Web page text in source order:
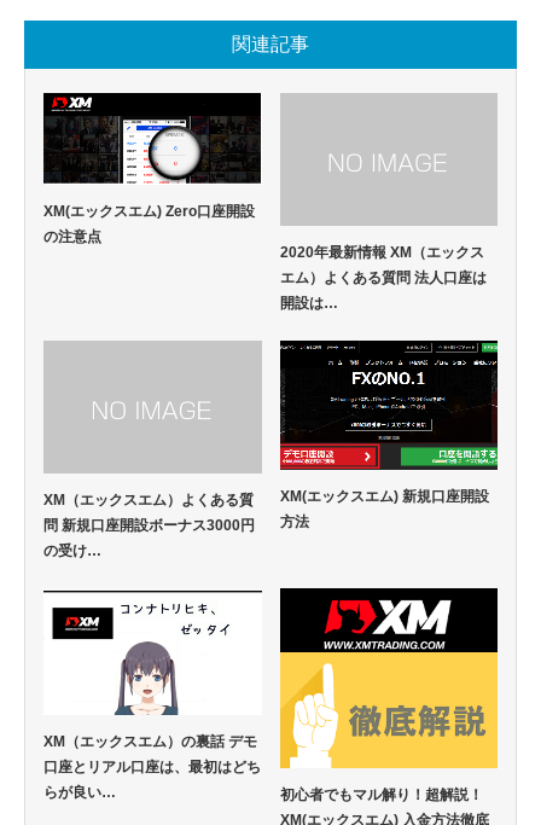
関連記事
XM(エックスエム) Zero口座開設
の注意点
2020年最新情報 XM（エックス
エム）よくある質問 法人口座は
開設は…
XM（エックスエム）よくある質
問 新規口座開設ボーナス3000円
の受け…
XM(エックスエム) 新規口座開設
方法
XM（エックスエム）の裏話 デモ
口座とリアル口座は、最初はどち
らが良い…
初心者でもマル解り！超解説！
XM(エックスエム) 入金方法徹底